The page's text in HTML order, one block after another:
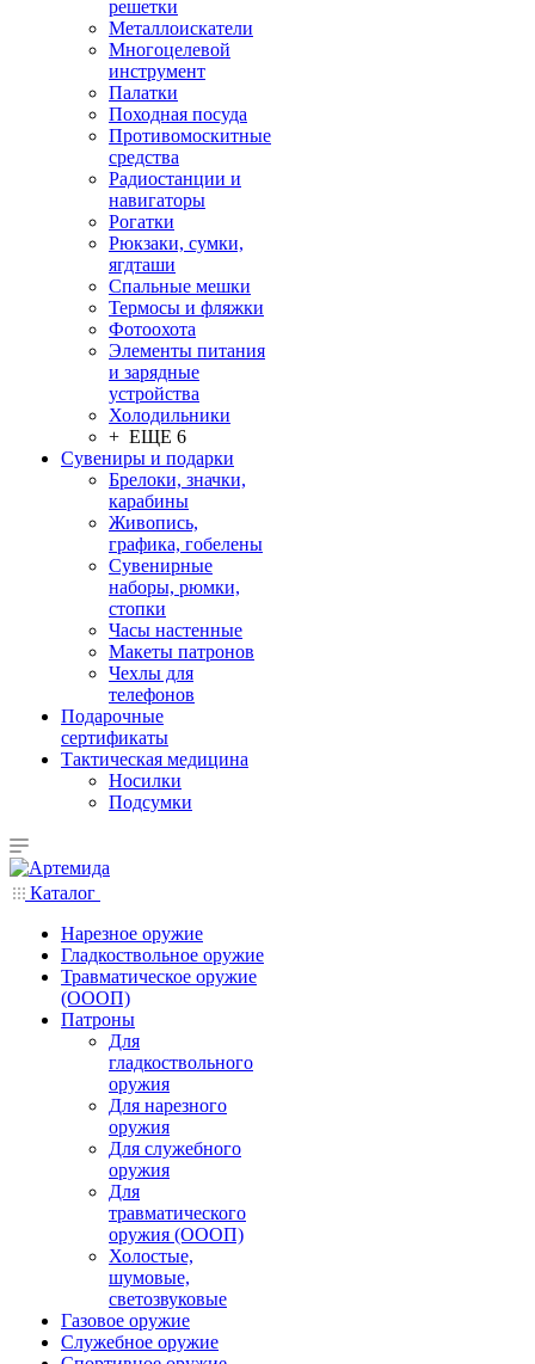
решетки
Металлоискатели
Многоцелевой
инструмент
Палатки
Походная посуда
Противомоскитные
средства
Радиостанции и
навигаторы
Рогатки
Рюкзаки, сумки,
ягдташи
Спальные мешки
Термосы и фляжки
Фотоохота
Элементы питания
и зарядные
устройства
Холодильники
+ ЕЩЕ 6
Сувениры и подарки
Брелоки, значки,
карабины
Живопись,
графика, гобелены
Сувенирные
наборы, рюмки,
стопки
Часы настенные
Макеты патронов
Чехлы для
телефонов
Подарочные
сертификаты
Тактическая медицина
Носилки
Подсумки
Каталог
Нарезное оружие
Гладкоствольное оружие
Травматическое оружие
(ОООП)
Патроны
Для
гладкоствольного
оружия
Для нарезного
оружия
Для служебного
оружия
Для
травматического
оружия (ОООП)
Холостые,
шумовые,
светозвуковые
Газовое оружие
Служебное оружие